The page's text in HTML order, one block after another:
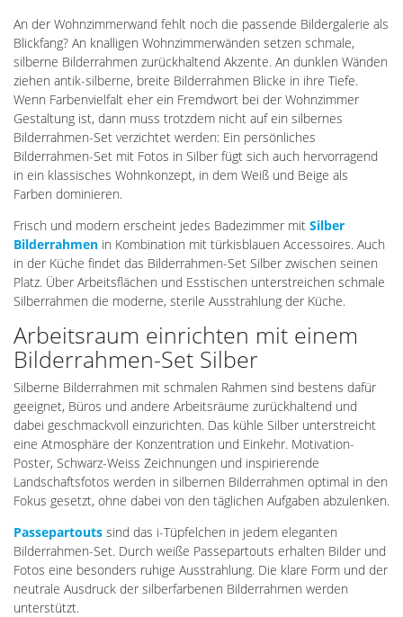
An der Wohnzimmerwand fehlt noch die passende Bildergalerie als
Blickfang? An knalligen Wohnzimmerwänden setzen schmale,
silberne Bilderrahmen zurückhaltend Akzente. An dunklen Wänden
ziehen antik-silberne, breite Bilderrahmen Blicke in ihre Tiefe.
Wenn Farbenvielfalt eher ein Fremdwort bei der Wohnzimmer
Gestaltung ist, dann muss trotzdem nicht auf ein silbernes
Bilderrahmen-Set verzichtet werden: Ein persönliches
Bilderrahmen-Set mit Fotos in Silber fügt sich auch hervorragend
in ein klassisches Wohnkonzept, in dem Weiß und Beige als
Farben dominieren.
Frisch und modern erscheint jedes Badezimmer mit Silber
Bilderrahmen in Kombination mit türkisblauen Accessoires. Auch
in der Küche findet das Bilderrahmen-Set Silber zwischen seinen
Platz. Über Arbeitsflächen und Esstischen unterstreichen schmale
Silberrahmen die moderne, sterile Ausstrahlung der Küche.
Arbeitsraum einrichten mit einem
Bilderrahmen-Set Silber
Silberne Bilderrahmen mit schmalen Rahmen sind bestens dafür
geeignet, Büros und andere Arbeitsräume zurückhaltend und
dabei geschmackvoll einzurichten. Das kühle Silber unterstreicht
eine Atmosphäre der Konzentration und Einkehr. Motivation-
Poster, Schwarz-Weiss Zeichnungen und inspirierende
Landschaftsfotos werden in silbernen Bilderrahmen optimal in den
Fokus gesetzt, ohne dabei von den täglichen Aufgaben abzulenken.
Passepartouts sind das i-Tüpfelchen in jedem eleganten
Bilderrahmen-Set. Durch weiße Passepartouts erhalten Bilder und
Fotos eine besonders ruhige Ausstrahlung. Die klare Form und der
neutrale Ausdruck der silberfarbenen Bilderrahmen werden
unterstützt.